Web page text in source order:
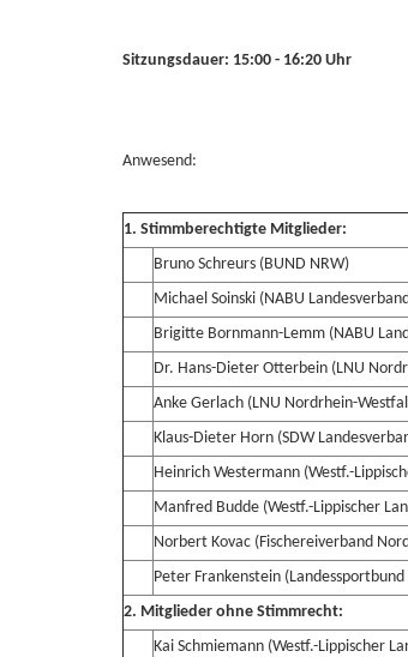
Sitzungsdauer: 15:00 - 16:20 Uhr
Anwesend:
1. Stimmberechtigte Mitglieder:
Bruno Schreurs (BUND NRW)
Michael Soinski (NABU
Brigitte Bornmann-Lemm (NABU
Dr. Hans-Dieter Otterbein (LNU
Anke Gerlach (LNU Nordrhein-
Klaus-Dieter Horn (SDW
Heinrich Westermann (Westf.-
Manfred Budde (Westf.-Lippischer
Norbert Kovac (Fischereiverband
Peter Frankenstein
2. Mitglieder ohne Stimmrecht:
Kai Schmiemann (Westf.-Lippischer